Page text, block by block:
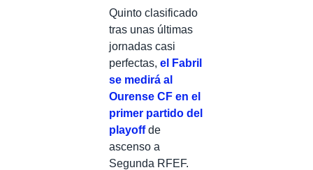
Quinto clasificado
tras unas últimas
jornadas casi
perfectas, el Fabril
se medirá al
Ourense CF en el
primer partido del
playoffde
ascenso a
Segunda RFEF.